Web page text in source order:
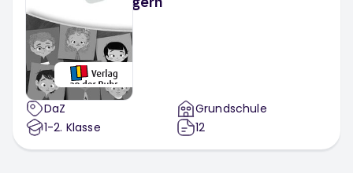
gern
DaZ
1-2. Klasse
Grundschule
12